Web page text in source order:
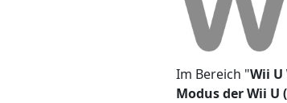
Im Bereich "Wii
Modus der Wii